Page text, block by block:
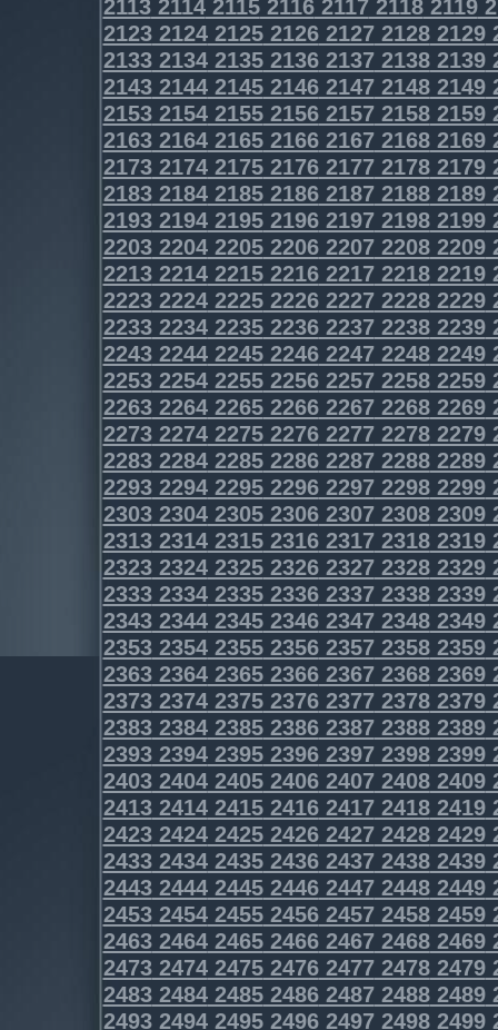
2113211421152116211721182119
2123212421252126212721282129
2133213421352136213721382139
2143214421452146214721482149
2153215421552156215721582159
2163216421652166216721682169
2173217421752176217721782179
2183218421852186218721882189
2193219421952196219721982199
2203220422052206220722082209
2213221422152216221722182219
2223222422252226222722282229
2233223422352236223722382239
2243224422452246224722482249
2253225422552256225722582259
2263226422652266226722682269
2273227422752276227722782279
2283228422852286228722882289
2293229422952296229722982299
2303230423052306230723082309
2313231423152316231723182319
2323232423252326232723282329
2333233423352336233723382339
2343234423452346234723482349
2353235423552356235723582359
2363236423652366236723682369
2373237423752376237723782379
2383238423852386238723882389
2393239423952396239723982399
2403240424052406240724082409
2413241424152416241724182419
2423242424252426242724282429
2433243424352436243724382439
2443244424452446244724482449
2453245424552456245724582459
2463246424652466246724682469
2473247424752476247724782479
2483248424852486248724882489
2493249424952496249724982499